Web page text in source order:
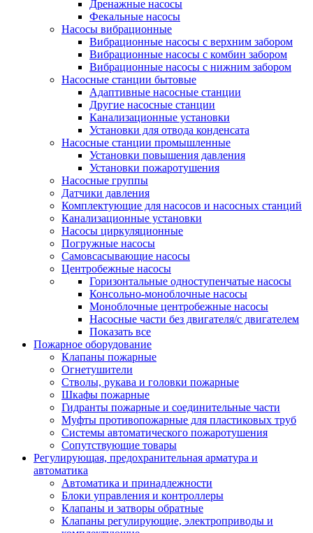
Дренажные насосы
Фекальные насосы
Насосы вибрационные
Вибрационные насосы с верхним забором
Вибрационные насосы с комбин забором
Вибрационные насосы с нижним забором
Насосные станции бытовые
Адаптивные насосные станции
Другие насосные станции
Канализационные установки
Установки для отвода конденсата
Насосные станции промышленные
Установки повышения давления
Установки пожаротушения
Насосные группы
Датчики давления
Комплектующие для насосов и насосных станций
Канализационные установки
Насосы циркуляционные
Погружные насосы
Самовсасывающие насосы
Центробежные насосы
Горизонтальные одноступенчатые насосы
Консольно-моноблочные насосы
Моноблочные центробежные насосы
Насосные части без двигателя/с двигателем
Показать все
Пожарное оборудование
Клапаны пожарные
Огнетушители
Стволы, рукава и головки пожарные
Шкафы пожарные
Гидранты пожарные и соединительные части
Муфты противопожарные для пластиковых труб
Системы автоматического пожаротушения
Сопутствующие товары
Регулирующая, предохранительная арматура и
автоматика
Автоматика и принадлежности
Блоки управления и контроллеры
Клапаны и затворы обратные
Клапаны регулирующие, электроприводы и